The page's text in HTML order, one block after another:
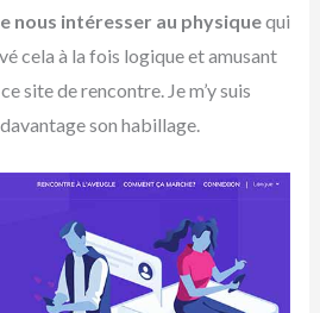
nous intéresser au physiquequi
cela à la fois logique et amusant
site de rencontre. Je m’y suis
son habillage.